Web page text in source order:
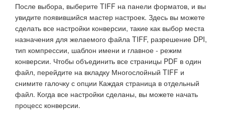
После выбора, выберите TIFF на панели форматов, и вы
увидите появившийся мастер настроек. Здесь вы можете
сделать все настройки конверсии, такие как выбор места
назначения для желаемого файла TIFF, разрешение DPI,
тип компрессии, шаблон имени и главное - режим
конверсии. Чтобы объединить все страницы PDF в один
файл, перейдите на вкладку Многослойный TIFF и
снимите галочку с опции Каждая страница в отдельный
файл. Когда все настройки сделаны, вы можете начать
процесс конверсии.